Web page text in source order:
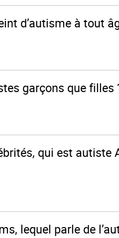
d’autisme à tout
garçons que filles
qui est autiste
lequel parle de